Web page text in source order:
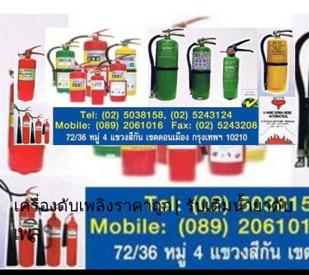
content
เครองดบเพลงราคาถก| รบเตมนำยาดบ
เพลง|จ
ด